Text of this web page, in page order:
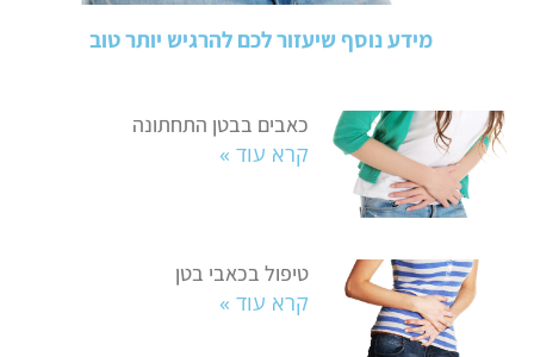
מידע נוסף שיעזור לכם להרגיש יותר טוב
כאבים בבטן התחתונה
קרא עוד »
טיפול בכאבי בטן
קרא עוד »